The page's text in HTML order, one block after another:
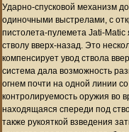
Ударно-спусковой механизм
одиночными выстрелами, с
пистолета-пулемета Jati-
стволу вверх-назад. Это
компенсирует увод ствола
система дала возможность
огнем почти на одной линии
контролируемость оружия во
находящаяся спереди под
также рукояткой взведения